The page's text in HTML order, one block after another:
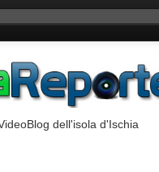
D’Ambra
dell'isola d'Ischia